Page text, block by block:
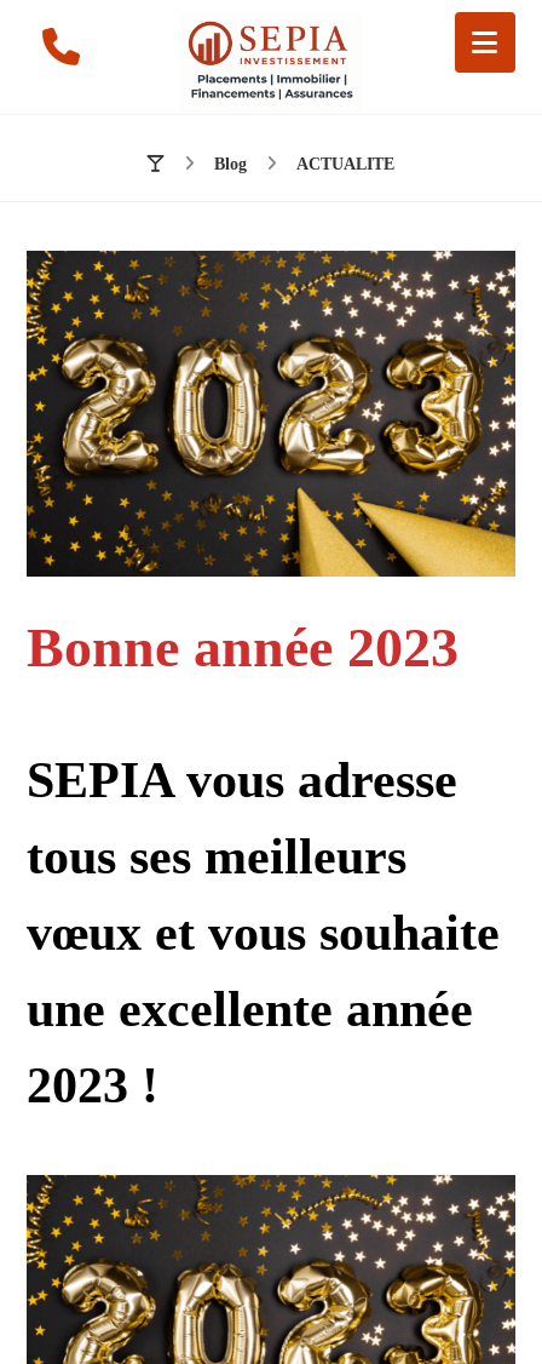
Blog ACTUALITE
Bonne année 2023
SEPIA vous adresse
tous ses meilleurs
vœux et vous souhaite
une excellente année
2023 !